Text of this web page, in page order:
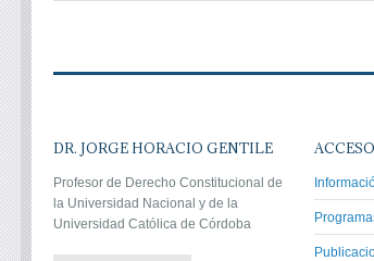
DR. JORGE HORACIO GENTILE
Profesor de Derecho Constitucional de
la Universidad Nacional y de la
Universidad Católica de Córdoba